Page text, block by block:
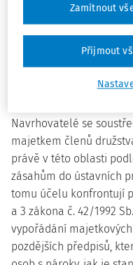
čl. 4 odst. 3 a 4
čl. 11 odst. 1 a 4
čl. 1 odst. 1
o ochraně lidských
Navrhovatelé se
majetkem členů
právě v této oblasti
zásahům do ústavních
tomu účelu konfrontují
a 3 zákona č. 42/1992
vypořádání
pozdějších předpisů,
Zamítnout
Přijmout